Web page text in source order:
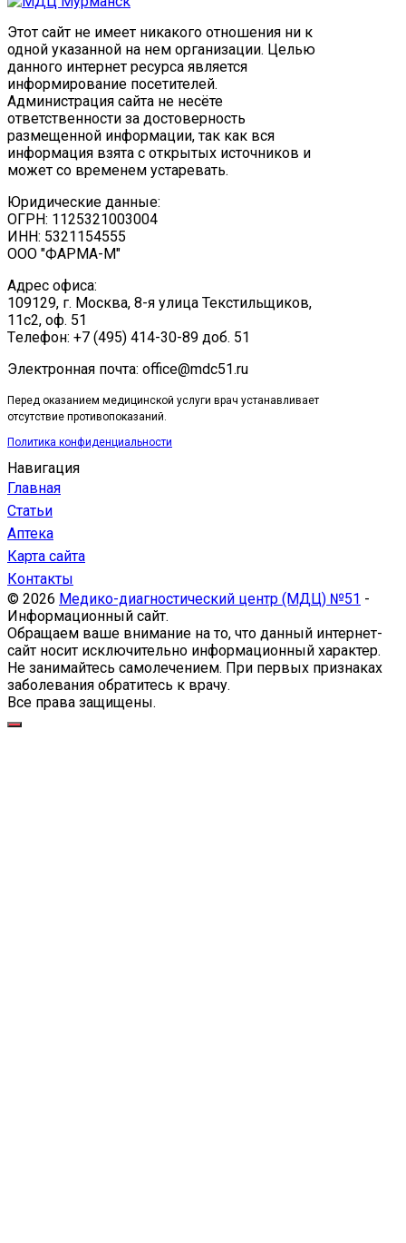
Этот сайт не имеет никакого отношения ни к
одной указанной на нем организации. Целью
данного интернет ресурса является
информирование посетителей.
Администрация сайта не несёте
ответственности за достоверность
размещенной информации, так как вся
информация взята с открытых источников и
может со временем устаревать.
Юридические данные:
ОГРН: 1125321003004
ИНН: 5321154555
ООО "ФАРМА-М"
Адрес офиса:
109129, г. Москва, ​8-я улица Текстильщиков,
11с2, оф. 51
Tелефон: +7 (495) 414-30-89 доб. 51
Электронная почта: office@mdc51.ru
Перед оказанием медицинской услуги врач устанавливает
отсутствие противопоказаний.
Политика конфиденциальности
Навигация
Главная
Статьи
Аптека
Карта сайта
Контакты
© 2026 Медико-диагностический центр (МДЦ) №51 -
Информационный сайт.
Обращаем ваше внимание на то, что данный интернет-
сайт носит исключительно информационный характер.
Не занимайтесь самолечением. При первых признаках
заболевания обратитесь к врачу.
Все права защищены.